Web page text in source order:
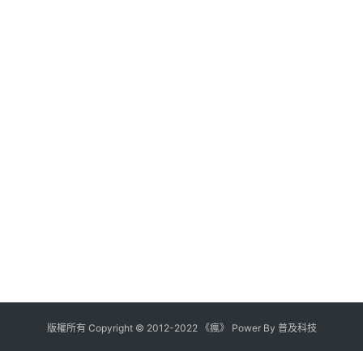
版權所有 Copyright © 2012-2022《瘋》 Power By 普及科技